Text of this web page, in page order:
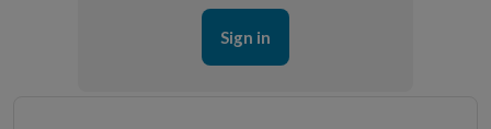
Sign in